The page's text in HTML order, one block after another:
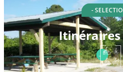
-
Itinéraires